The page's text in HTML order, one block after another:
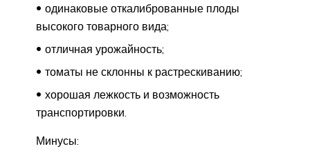
одинаковые откалиброванные плоды
высокого товарного вида;
отличная урожайность;
томаты не склонны к растрескиванию;
хорошая лежкость и возможность
транспортировки.
Минусы: